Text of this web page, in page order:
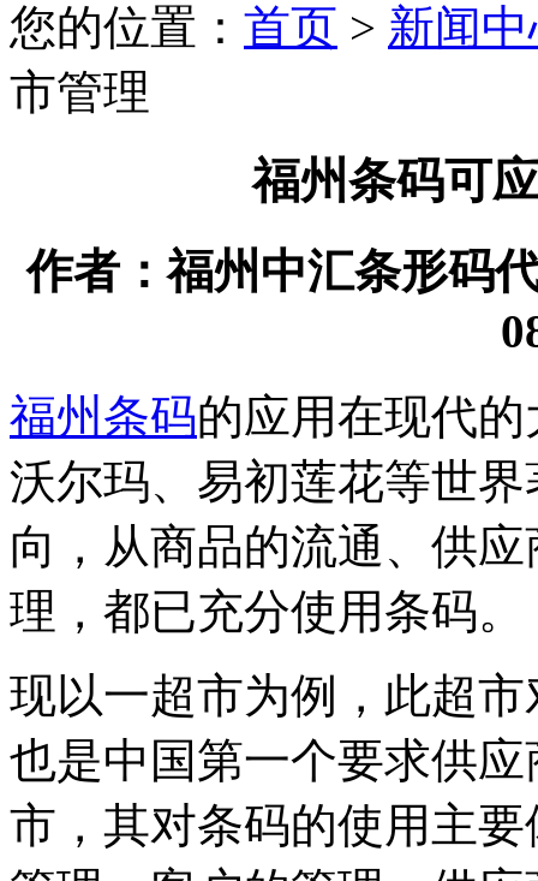
您的位置： 首页 > 新闻
市管理
福州条码可
作者：福州中汇条形码
福州条码的应用在现代
沃尔玛、易初莲花等世
向，从商品的流通、供
理，都已充分使用条码
现以一超市为例，此超
也是中国第一个要求供
市，其对条码的使用主